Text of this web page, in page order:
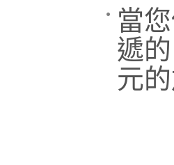
當
遞
元